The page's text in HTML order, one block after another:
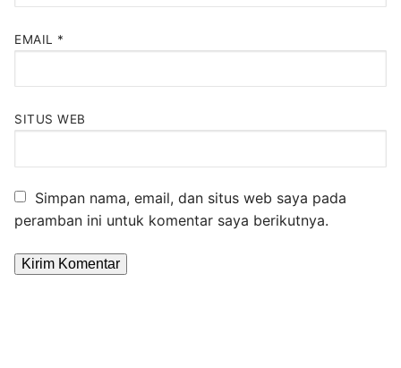
EMAIL *
SITUS WEB
Simpan nama, email, dan situs web saya pada
peramban ini untuk komentar saya berikutnya.